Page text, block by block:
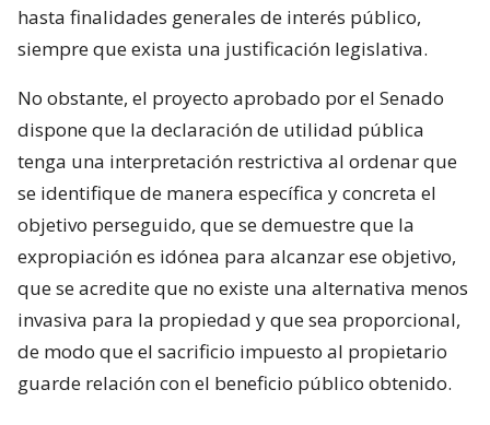
hasta finalidades generales de interés público,
siempre que exista una justificación legislativa.
No obstante, el proyecto aprobado por el Senado
dispone que la declaración de utilidad pública
tenga una interpretación restrictiva al ordenar que
se identifique de manera específica y concreta el
objetivo perseguido, que se demuestre que la
expropiación es idónea para alcanzar ese objetivo,
que se acredite que no existe una alternativa menos
invasiva para la propiedad y que sea proporcional,
de modo que el sacrificio impuesto al propietario
guarde relación con el beneficio público obtenido.